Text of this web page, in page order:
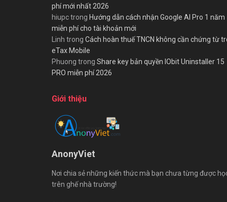
phí mới nhất 2026
hiupctrong Hướng dẫn cách nhận Google AI Pro 1 năm
miễn phí cho tài khoản mới
Linh trong Cách hoàn thuế TNCN không cần chứng từ
eTax Mobile
Phuong trong Share key bản quyền IObit Uninstaller 15
PRO miễn phí 2026
Giới thiệu
AnonyViet
Nơi chia sẻ những kiến thức mà bạn chưa từng được
trên ghế nhà trường!